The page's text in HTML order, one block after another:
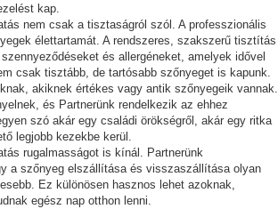
kap.
nem csak a tisztaságról szól. A professzionális
élettartamát. A rendszeres, szakszerű tisztítás
és allergéneket, amelyek idővel
csak tisztább, de tartósabb szőnyeget is kapunk.
akiknek értékes vagy antik szőnyegeik vannak.
és Partnerünk rendelkezik az ehhez
szó akár egy családi örökségről, akár egy ritka
legjobb kezekbe kerül.
rugalmasságot is kínál. Partnerünk
a szőnyeg elszállítása és visszaszállítása olyan
Ez különösen hasznos lehet azoknak,
egész nap otthon lenni.